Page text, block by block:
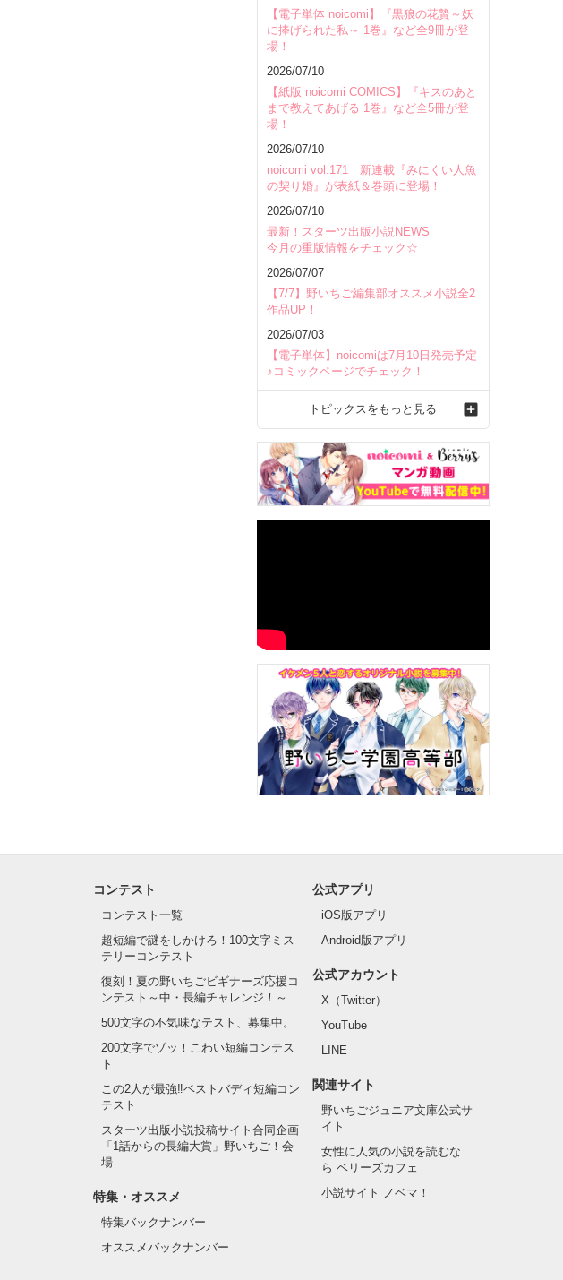
【電子単体 noicomi】『黒狼の花贄～妖
に捧げられた私～ 1巻』など全9冊が登
場！
2026/07/10
【紙版 noicomi COMICS】『キスのあと
まで教えてあげる 1巻』など全5冊が登
場！
2026/07/10
noicomi vol.171 新連載『みにくい人魚
の契り婚』が表紙＆巻頭に登場！
2026/07/10
最新！スターツ出版小説NEWS
今月の重版情報をチェック☆
2026/07/07
【7/7】野いちご編集部オススメ小説全2
作品UP！
2026/07/03
【電子単体】noicomiは7月10日発売予定
♪コミックページでチェック！
トピックスをもっと見る
コンテスト
コンテスト一覧
超短編で謎をしかけろ！100文字ミス
テリーコンテスト
復刻！夏の野いちごビギナーズ応援コ
ンテスト～中・長編チャレンジ！～
500文字の不気味なテスト、募集中。
200文字でゾッ！こわい短編コンテス
ト
この2人が最強‼ベストバディ短編コン
テスト
スターツ出版小説投稿サイト合同企画
「1話からの長編大賞」野いちご！会
場
特集・オススメ
特集バックナンバー
オススメバックナンバー
公式アプリ
iOS版アプリ
Android版アプリ
公式アカウント
X（Twitter）
YouTube
LINE
関連サイト
野いちごジュニア文庫公式サ
イト
女性に人気の小説を読むな
ら ベリーズカフェ
小説サイト ノベマ！